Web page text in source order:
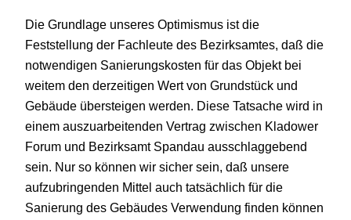
Die Grundlage unseres Optimismus ist die
Feststellung der Fachleute des Bezirksamtes, daß die
notwendigen Sanierungskosten für das Objekt bei
weitem den derzeitigen Wert von Grundstück und
Gebäude übersteigen werden. Diese Tatsache wird in
einem auszuarbeitenden Vertrag zwischen Kladower
Forum und Bezirksamt Spandau ausschlaggebend
sein. Nur so können wir sicher sein, daß unsere
aufzubringenden Mittel auch tatsächlich für die
Sanierung des Gebäudes Verwendung finden können